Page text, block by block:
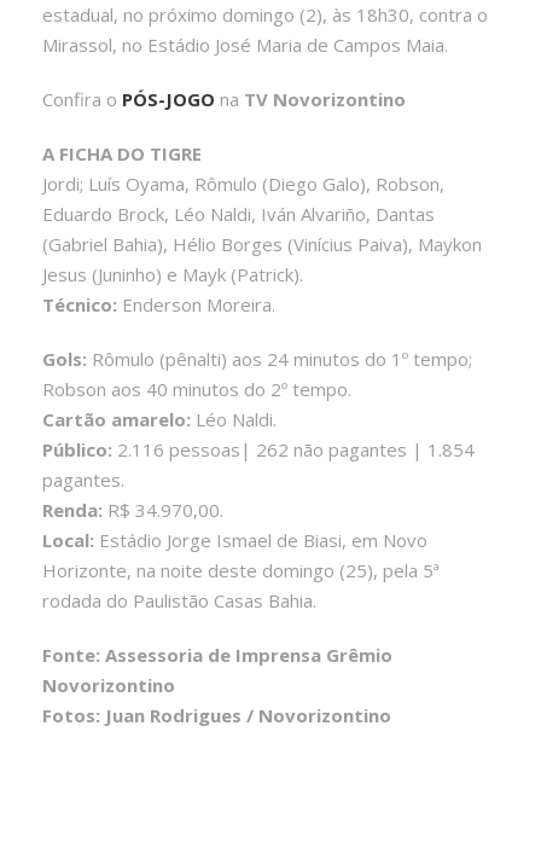
estadual, no próximo domingo (2), às 18h30, contra o
Mirassol, no Estádio José Maria de Campos Maia.
Confira o PÓS-JOGO na TV Novorizontino
A FICHA DO TIGRE
Jordi; Luís Oyama, Rômulo (Diego Galo), Robson,
Eduardo Brock, Léo Naldi, Iván Alvariño, Dantas
(Gabriel Bahia), Hélio Borges (Vinícius Paiva), Maykon
Jesus (Juninho) e Mayk (Patrick).
Técnico: Enderson Moreira.
Gols: Rômulo (pênalti) aos 24 minutos do 1º tempo;
Robson aos 40 minutos do 2º tempo.
Cartão amarelo: Léo Naldi.
Público: 2.116 pessoas| 262 não pagantes | 1.854
pagantes.
Renda: R$ 34.970,00.
Local: Estádio Jorge Ismael de Biasi, em Novo
Horizonte, na noite deste domingo (25), pela 5ª
rodada do Paulistão Casas Bahia.
Fonte: Assessoria de Imprensa Grêmio
Novorizontino
Fotos: Juan Rodrigues / Novorizontino